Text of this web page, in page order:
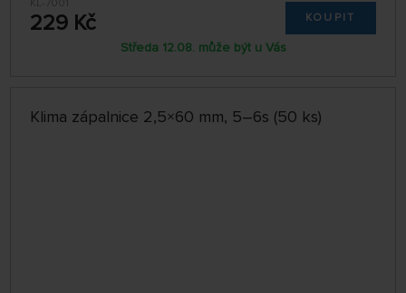
KL-7001
229 Kč KOUPIT
Středa 12.08. může být u Vás
Klima zápalnice 2,5×60 mm, 5–6s (50 ks)